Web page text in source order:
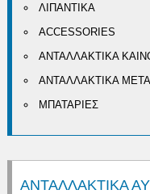
ΛΙΠΑΝΤΙΚΑ
ACCESSORIES
ΑΝΤΑΛΛΑΚΤΙΚΑ
ΑΝΤΑΛΛΑΚΤΙΚΑ
ΜΠΑΤΑΡΙΕΣ
ΑΝΤΑΛΛΑΚΤΙΚΑ